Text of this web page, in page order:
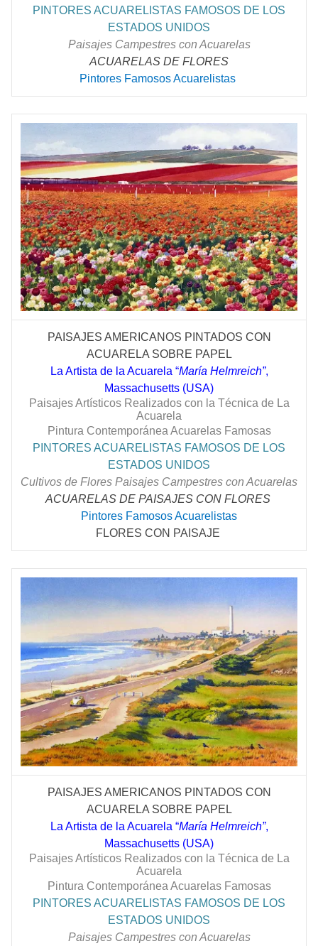
PINTORES ACUARELISTAS FAMOSOS DE LOS
ESTADOS UNIDOS
Paisajes Campestres con Acuarelas
ACUARELAS DE FLORES
Pintores Famosos Acuarelistas
PAISAJES AMERICANOS PINTADOS CON
ACUARELA SOBRE PAPEL
La Artista de la Acuarela “María Helmreich”,
Massachusetts (USA)
Paisajes Artísticos Realizados con la Técnica de La
Acuarela
Pintura Contemporánea Acuarelas Famosas
PINTORES ACUARELISTAS FAMOSOS DE LOS
ESTADOS UNIDOS
Cultivos de Flores Paisajes Campestres con Acuarelas
ACUARELAS DE PAISAJES CON FLORES
Pintores Famosos Acuarelistas
FLORES CON PAISAJE
PAISAJES AMERICANOS PINTADOS CON
ACUARELA SOBRE PAPEL
La Artista de la Acuarela “María Helmreich”,
Massachusetts (USA)
Paisajes Artísticos Realizados con la Técnica de La
Acuarela
Pintura Contemporánea Acuarelas Famosas
PINTORES ACUARELISTAS FAMOSOS DE LOS
ESTADOS UNIDOS
Paisajes Campestres con Acuarelas